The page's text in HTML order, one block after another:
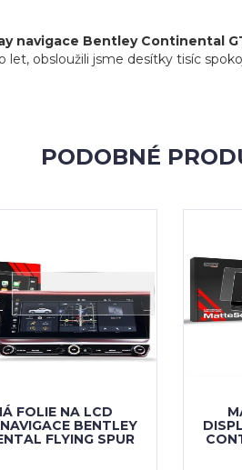
navigace Bentley Continental
obsloužili jsme desítky tisíc
PODOBNÉ
FOLIE NA LCD
BENTLEY
FLYING SPUR